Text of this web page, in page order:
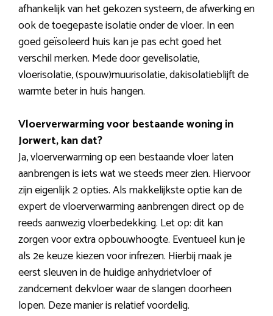
afhankelijk van het gekozen systeem, de afwerking en
ook de toegepaste isolatie onder de vloer. In een
goed geïsoleerd huis kan je pas echt goed het
verschil merken. Mede door gevelisolatie,
vloerisolatie, (spouw)muurisolatie, dakisolatieblijft de
warmte beter in huis hangen.
Vloerverwarming voor bestaande woning in
Jorwert, kan dat?
Ja, vloerverwarming op een bestaande vloer laten
aanbrengen is iets wat we steeds meer zien. Hiervoor
zijn eigenlijk 2 opties. Als makkelijkste optie kan de
expert de vloerverwarming aanbrengen direct op de
reeds aanwezig vloerbedekking. Let op: dit kan
zorgen voor extra opbouwhoogte. Eventueel kun je
als 2e keuze kiezen voor infrezen. Hierbij maak je
eerst sleuven in de huidige anhydrietvloer of
zandcement dekvloer waar de slangen doorheen
lopen. Deze manier is relatief voordelig.